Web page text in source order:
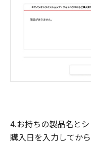
4.お持ちの製品名とシ
購入日を入力してか